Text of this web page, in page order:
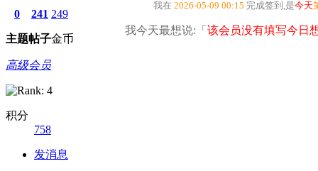
0
主题
241
帖子
249
金币
高级会员
积分
758
发消息
我在 2026-05-09 00:15 完成签到,是今天
我今天最想说:「 该会员没有填写今日